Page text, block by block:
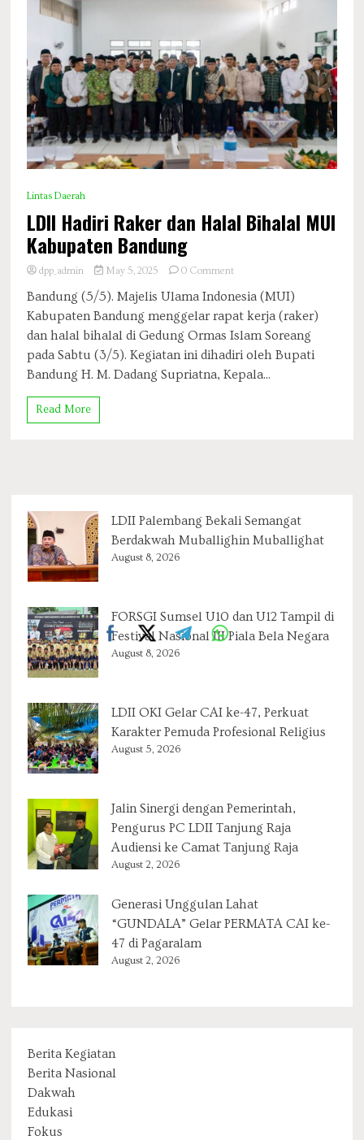
Lintas Daerah
LDII Hadiri Raker dan Halal Bihalal MUI
Kabupaten Bandung
dpp_admin May 5, 2025 0 Commenton
Hadiri
Raker
Halal
Bihalal
MUI
Bandung (5/5). Majelis Ulama Indonesia (MUI)
Kabupaten Bandung menggelar rapat kerja (raker)
dan halal bihalal di Gedung Ormas Islam Soreang
pada Sabtu (3/5). Kegiatan ini dihadiri oleh Bupati
Bandung H. M. Dadang Supriatna, Kepala...
Read More
LDII Palembang Bekali Semangat
Berdakwah Muballighin Muballighat
August 8, 2026
FORSGI Sumsel U10 dan U12 Tampil di
Festival Nasional III Piala Bela Negara
August 8, 2026
LDII OKI Gelar CAI ke-47, Perkuat
Karakter Pemuda Profesional Religius
August 5, 2026
Jalin Sinergi dengan Pemerintah,
Pengurus PC LDII Tanjung Raja
Audiensi ke Camat Tanjung Raja
August 2, 2026
Generasi Unggulan Lahat
“GUNDALA” Gelar PERMATA CAI ke-
47 di Pagaralam
August 2, 2026
Berita Kegiatan
Berita Nasional
Dakwah
Edukasi
Fokus